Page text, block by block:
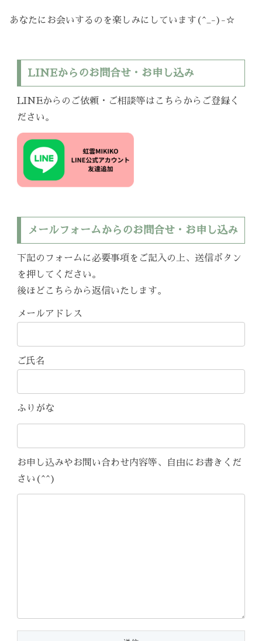
あなたにお会いするのを楽しみにしています(^_-)-☆
LINEからのお問合せ・お申し込み
LINEからのご依頼・ご相談等はこちらからご登録く
ださい。
メールフォームからのお問合せ・お申し込み
下記のフォームに必要事項をご記入の上、送信ボタン
を押してください。
後ほどこちらから返信いたします。
メールアドレス
ご氏名
ふりがな
お申し込みやお問い合わせ内容等、自由にお書きくだ
さい(^^)